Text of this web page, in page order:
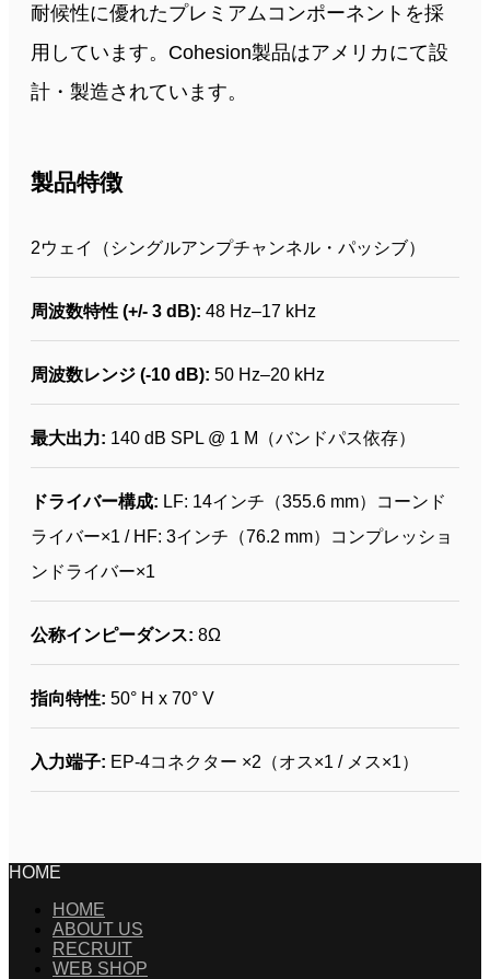
耐候性に優れたプレミアムコンポーネントを採
用しています。Cohesion製品はアメリカにて設
計・製造されています。
製品特徴
2ウェイ（シングルアンプチャンネル・パッシブ）
周波数特性 (+/- 3 dB): 48 Hz–17 kHz
周波数レンジ (-10 dB): 50 Hz–20 kHz
最大出力: 140 dB SPL @ 1 M（バンドパス依存）
ドライバー構成: LF: 14インチ（355.6 mm）コーンド
ライバー×1 / HF: 3インチ（76.2 mm）コンプレッショ
ンドライバー×1
公称インピーダンス: 8Ω
指向特性: 50° H x 70° V
入力端子: EP-4コネクター ×2（オス×1 / メス×1）
HOME
HOME
ABOUT US
RECRUIT
WEB SHOP